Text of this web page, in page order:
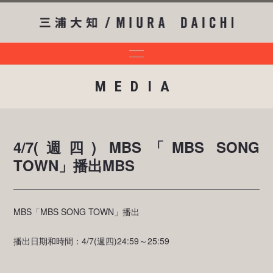
MEDIA
4/7(週四) MBS「MBS SONG
TOWN」播出MBS
MBS「MBS SONG TOWN」播出
播出日期和時間：4/7(週四)24:59～25:59